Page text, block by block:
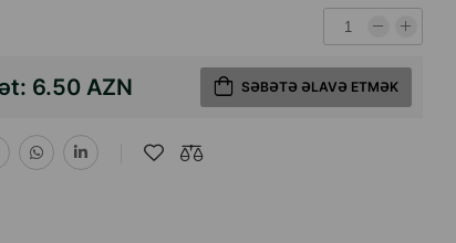
6.50 AZN SƏBƏTƏ ƏLAVƏ ETMƏK